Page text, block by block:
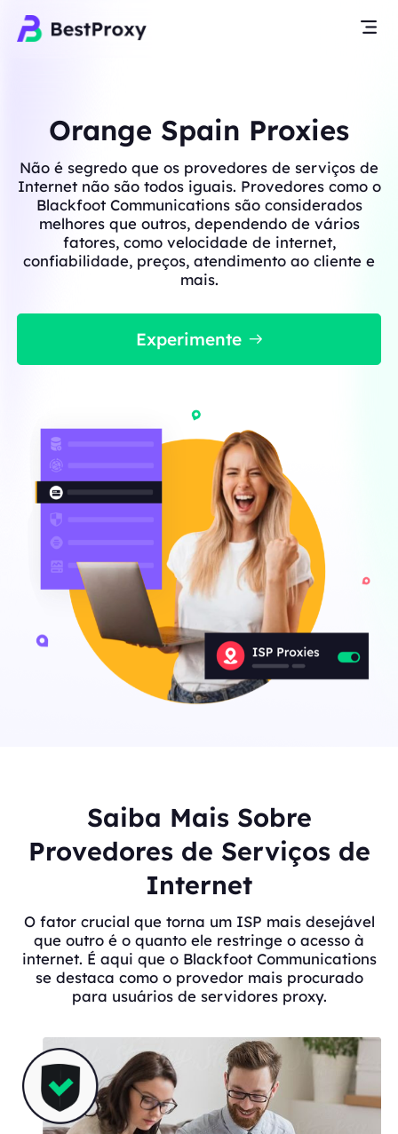
Orange Spain Proxies
Não é segredo que os provedores de serviços de
Internet não são todos iguais. Provedores como o
Blackfoot Communications são considerados
melhores que outros, dependendo de vários
fatores, como velocidade de internet,
confiabilidade, preços, atendimento ao cliente e
mais.
Experimente
Saiba Mais Sobre
Provedores de Serviços de
Internet
O fator crucial que torna um ISP mais desejável
que outro é o quanto ele restringe o acesso à
internet. É aqui que o Blackfoot Communications
se destaca como o provedor mais procurado
para usuários de servidores proxy.